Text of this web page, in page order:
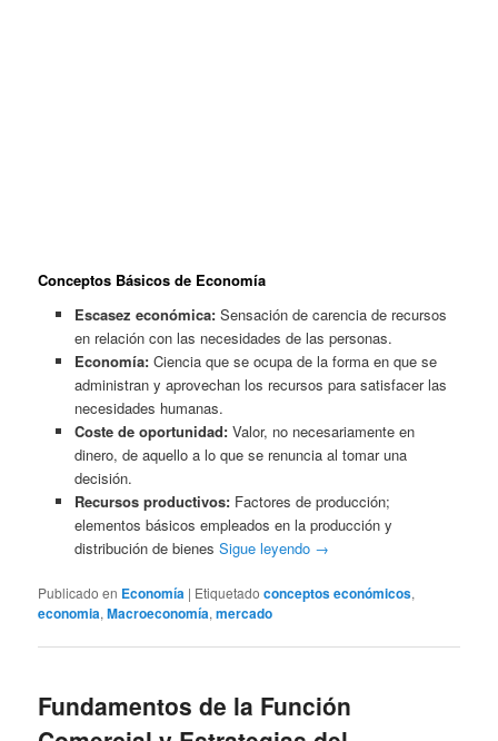
Conceptos Básicos de Economía
Escasez económica:Sensación de carencia de recursos
en relación con las necesidades de las personas.
Economía:Ciencia que se ocupa de la forma en que se
administran y aprovechan los recursos para satisfacer las
necesidades humanas.
Coste de oportunidad:Valor, no necesariamente en
dinero, de aquello a lo que se renuncia al tomar una
decisión.
Recursos productivos:Factores de producción;
elementos básicos empleados en la producción y
distribución de bienes Sigue leyendo →
Publicado en Economía | Etiquetado conceptos económicos,
economia,Macroeconomía,mercado
Fundamentos de la Función